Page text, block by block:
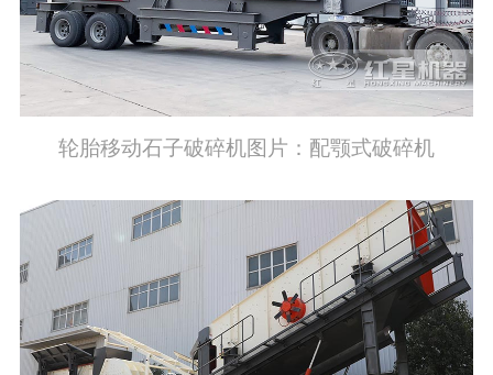
轮胎移动石子破碎机图片：配颚式破碎机